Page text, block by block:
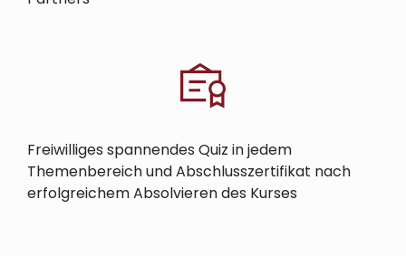
Freiwilliges spannendes Quiz in jedem
Themenbereich und Abschlusszertifikat nach
erfolgreichem Absolvieren des Kurses